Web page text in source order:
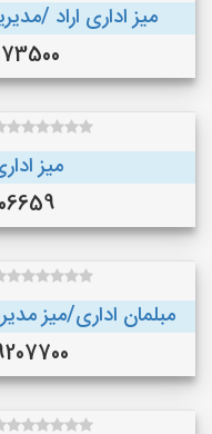
میز اداری اراد /
میز
مبلمان اداری/میز
09029207700